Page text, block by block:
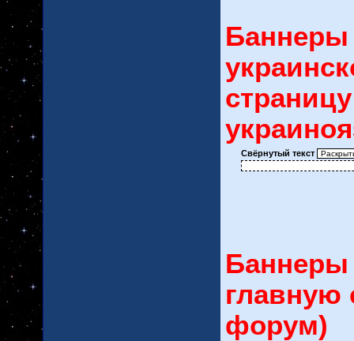
Баннеры
Свёрнутый текст
Баннеры
главную
форум)